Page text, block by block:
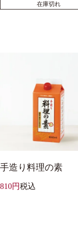
在庫切れ
手造り料理の素
810 税込